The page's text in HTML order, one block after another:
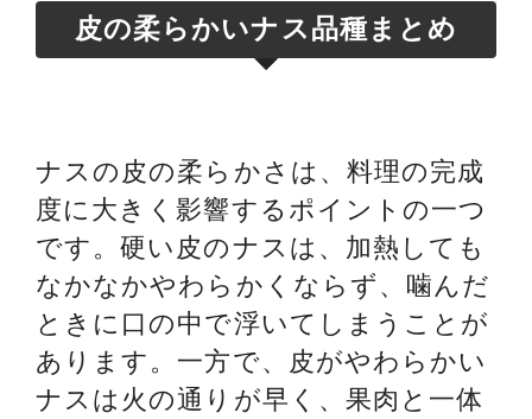
皮の柔らかいナス品種まとめ
ナスの皮の柔らかさは、料理の完成
度に大きく影響するポイントの一つ
です。硬い皮のナスは、加熱しても
なかなかやわらかくならず、噛んだ
ときに口の中で浮いてしまうことが
あります。一方で、皮がやわらかい
ナスは火の通りが早く、果肉と一体